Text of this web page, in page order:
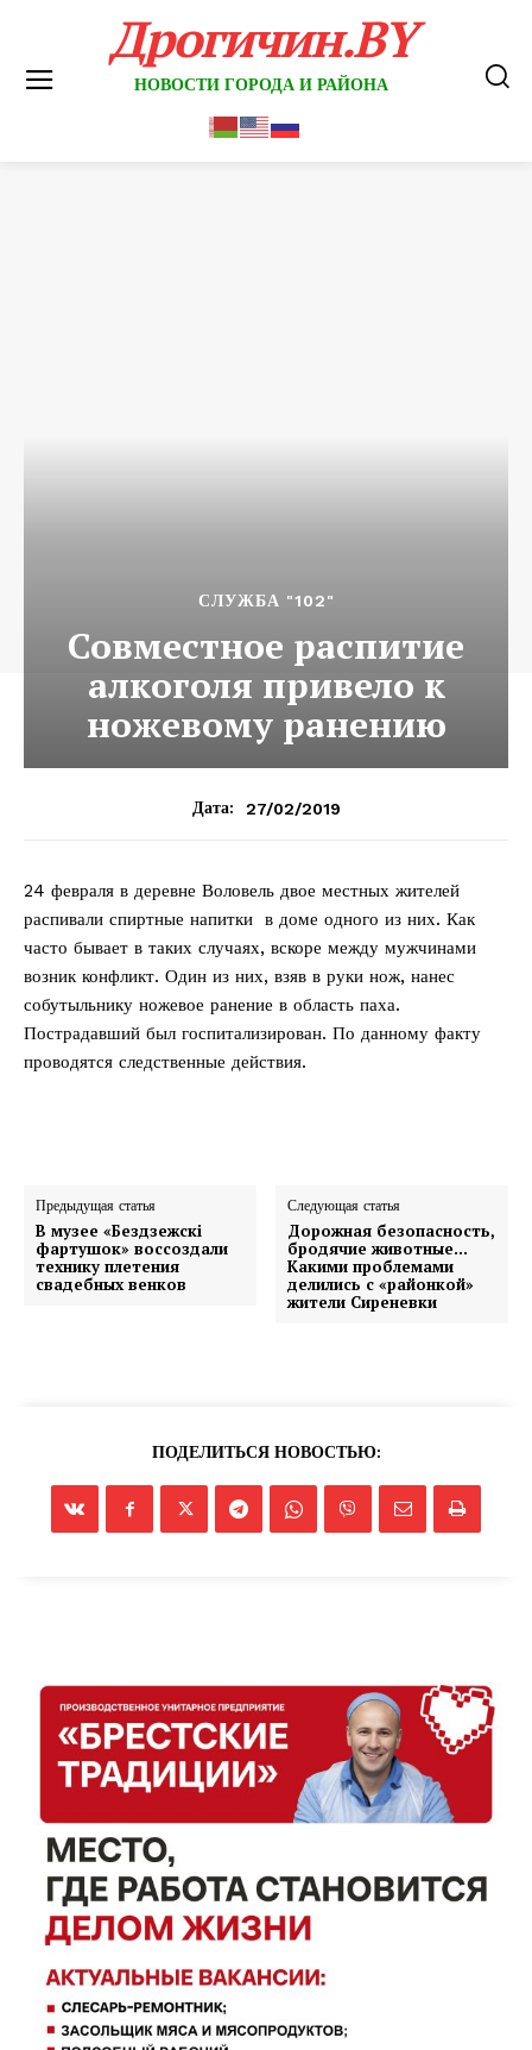
Дрогичин.BY
НОВОСТИ ГОРОДА И РАЙОНА
СЛУЖБА "102"
Совместное распитие
алкоголя привело к
ножевому ранению
Дата: 27/02/2019
24 февраля в деревне Воловель двое местных жителей
распивали спиртные напитки в доме одного из них. Как
часто бывает в таких случаях, вскоре между мужчинами
возник конфликт. Один из них, взяв в руки нож, нанес
собутыльнику ножевое ранение в область паха.
Пострадавший был госпитализирован. По данному факту
проводятся следственные действия.
Предыдущая статья
В музее «Бездзежскі
фартушок» воссоздали
технику плетения
свадебных венков
Следующая статья
Дорожная безопасность,
бродячие животные…
Какими проблемами
делились с «районкой»
жители Сиреневки
ПОДЕЛИТЬСЯ НОВОСТЬЮ: